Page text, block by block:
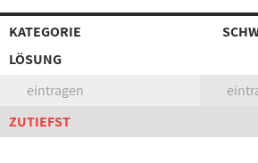
KATEGORIE
LÖSUNG
eintragen
ZUTIEFST